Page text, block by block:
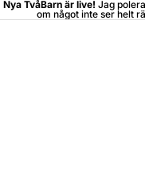
Nya TvåBarn är live! Jag
om något inte ser helt